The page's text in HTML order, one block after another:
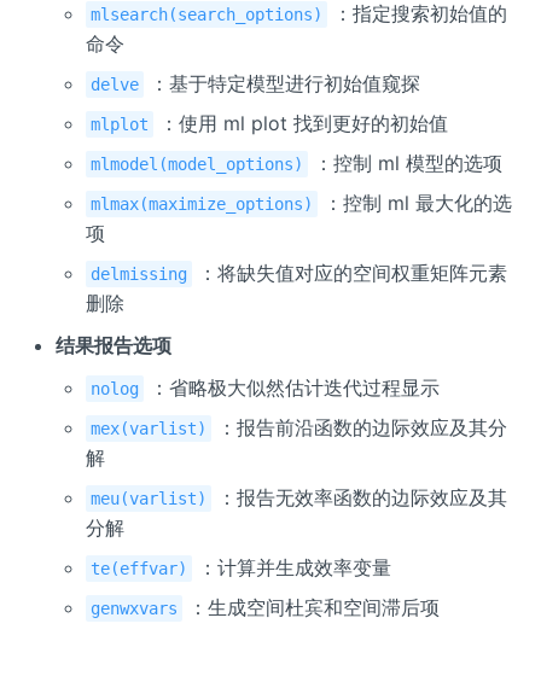
mlsearch(search_options)
：指定搜索初始值的
命令
delve ：基于特定模型进行初始值窥探
mlplot ：使用 ml plot 找到更好的初始值
mlmodel(model_options) ：控制 ml 模型的选项
mlmax(maximize_options)
：控制 ml 最大化的选
项
delmissing
：将缺失值对应的空间权重矩阵元素
删除
结果报告选项
nolog ：省略极大似然估计迭代过程显示
mex(varlist)
：报告前沿函数的边际效应及其分
解
meu(varlist)
：报告无效率函数的边际效应及其
分解
te(effvar) ：计算并生成效率变量
genwxvars ：生成空间杜宾和空间滞后项